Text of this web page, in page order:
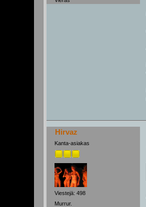
Hirvaz
Kanta-asiakas
Viestejä: 498
Murrur.